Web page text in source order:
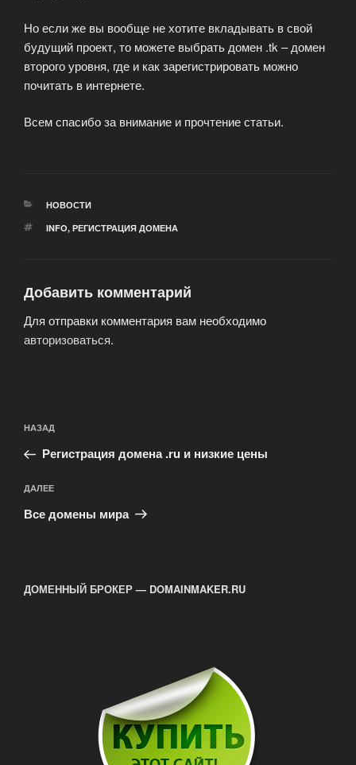
Но если же вы вообще не хотите вкладывать в свой
будущий проект, то можете выбрать домен .tk – домен
второго уровня, где и как зарегистрировать можно
почитать в интернете.
Всем спасибо за внимание и прочтение статьи.
РУБРИКИ
НОВОСТИ
МЕТКИ
INFO, РЕГИСТРАЦИЯ ДОМЕНА
Добавить комментарий
Для отправки комментария вам необходимо
авторизоваться.
по
записям
Предыдущая
запись:
НАЗАД
Регистрация домена .ru и низкие цены
Следующая
запись
ДАЛЕЕ
Все домены мира
ДОМЕННЫЙ БРОКЕР — DOMAINMAKER.RU